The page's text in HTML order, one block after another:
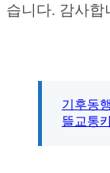
습니다. 감사합
기후동
뜰교통